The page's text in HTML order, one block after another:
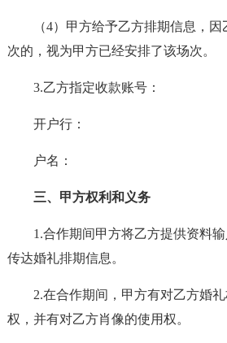
（4）甲方给予乙方排期信息，
次的，视为甲方已经安排了该场次。
3.乙方指定收款账号：
开户行：
户名：
三、甲方权利和义务
1.合作期间甲方将乙方提供资料
传达婚礼排期信息。
2.在合作期间，甲方有对乙方婚
权，并有对乙方肖像的使用权。